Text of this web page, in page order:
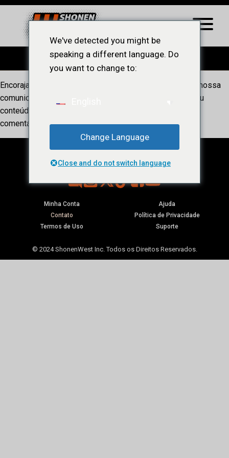
Encorajamos interações respeitosas e construtivas em nossa
comunidade. Não toleramos discurso de ódio, bullying ou
conteúdo inadequado. Consulte nossas diretrizes de
comentários para obter mais informações.
Minha Conta
Ajuda
Contato
Política de Privacidade
Termos de Uso
Suporte
© 2024 ShonenWest Inc. Todos os Direitos Reservados.
We've detected you might be
speaking a different language. Do
you want to change to:
Change Language
Close and do not switch language